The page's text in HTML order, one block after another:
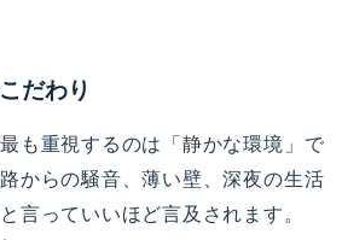
だわり
も重視するのは「静かな環境」で
からの騒音、薄い壁、深夜の生活
言っていいほど言及されます。